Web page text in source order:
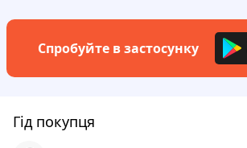
Спробуйте в застосунку
Гід покупця